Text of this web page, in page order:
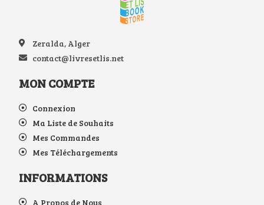
Zeralda, Alger
contact@livresetlis.net
MON COMPTE
Connexion
Ma Liste de Souhaits
Mes Commandes
Mes Téléchargements
INFORMATIONS
A Propos de Nous